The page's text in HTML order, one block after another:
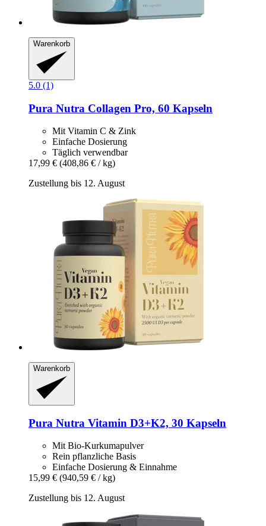
Warenkorb
5.0 (1)
Pura Nutra Collagen Pro, 60 Kapseln
Mit Vitamin C & Zink
Einfache Dosierung
Täglich verwendbar
17,99 € (408,86 € / kg)
Zustellung bis 12. August
Warenkorb
Pura Nutra Vitamin D3+K2, 30 Kapseln
Mit Bio-Kurkumapulver
Rein pflanzliche Basis
Einfache Dosierung & Einnahme
15,99 € (940,59 € / kg)
Zustellung bis 12. August